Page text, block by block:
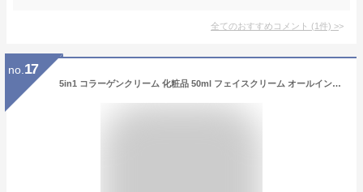
全てのおすすめコメント (1件) >
no. 17
5in1 コラーゲンクリーム 化粧品 50ml フェイスクリーム オールインワンクリーム オールインワン 韓国 韓国コスメ 保湿 美白 シワ しわ クリーム 乾燥肌 敏感肌 コラーゲン シアバター ナイアシンアミド スキンケアクリーム シアバタークリーム スキンケア プレゼント